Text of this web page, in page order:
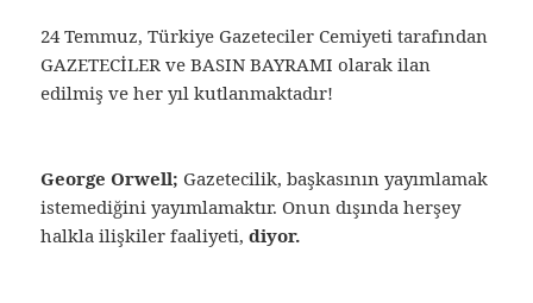
24 Temmuz, Türkiye Gazeteciler Cemiyeti tarafından
GAZETECİLER ve BASIN BAYRAMI olarak ilan
edilmiş ve her yıl kutlanmaktadır!
George Orwell; Gazetecilik, başkasının yayımlamak
istemediğini yayımlamaktır. Onun dışında herşey
halkla ilişkiler faaliyeti,diyor.